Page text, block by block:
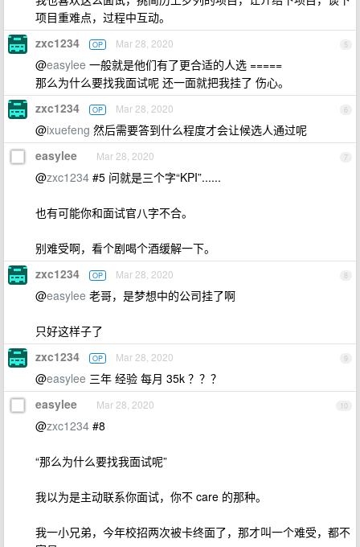
项目重难点，过程中互动。
5
zxc1234 OP Mar 28, 2020
@easylee 一般就是他们有了更合适的人选 =====
那么为什么要找我面试呢 还一面就把我挂了 伤心。
6
zxc1234 OP Mar 28, 2020
@ixuefeng 然后需要答到什么程度才会让候选人通过呢
7
easylee Mar 28, 2020
@zxc1234 #5 问就是三个字“KPI”......
也有可能你和面试官八字不合。
别难受啊，看个剧喝个酒缓解一下。
8
zxc1234 OP Mar 28, 2020
@easylee 老哥，是梦想中的公司挂了啊
只好这样子了
9
zxc1234 OP Mar 28, 2020
@easylee 三年 经验 每月 35k ？？？
10
easylee Mar 28, 2020
@zxc1234 #8
“那么为什么要找我面试呢”
我以为是主动联系你面试，你不 care 的那种。
我一小兄弟，今年校招两次被卡终面了，那才叫一个难受，都不